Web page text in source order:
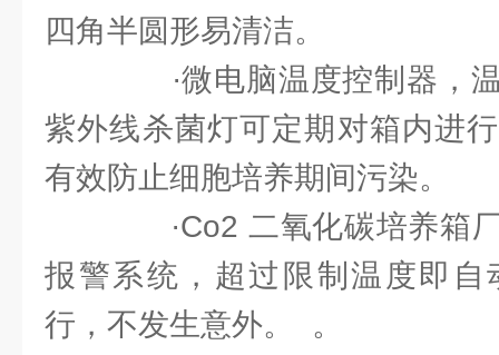
四角半圆形易清洁。
·微电脑温度控制器，温
紫外线杀菌灯可定期对箱内进
有效防止细胞培养期间污染。
·Co2 二氧化碳培养箱
报警系统，超过限制温度即自
行，不发生意外。 。